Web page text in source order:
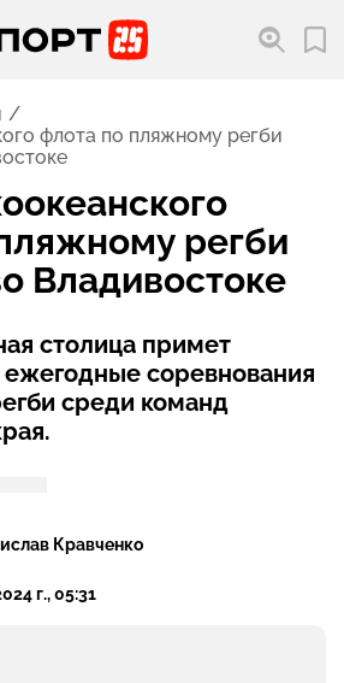
флота по пляжному регби
регби
Владивостоке
столица примет
соревнования
среди команд
Кравченко
г., 05:31